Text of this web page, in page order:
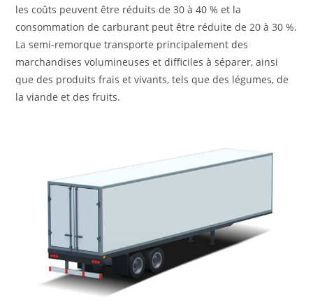
les coûts peuvent être réduits de 30 à 40 % et la
consommation de carburant peut être réduite de 20 à 30 %.
La semi-remorque transporte principalement des
marchandises volumineuses et difficiles à séparer, ainsi
que des produits frais et vivants, tels que des légumes, de
la viande et des fruits.